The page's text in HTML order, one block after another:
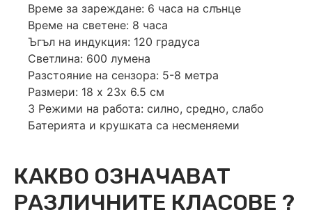
Време за зареждане: 6 часа на слънце
Време на светене: 8 часа
Ъгъл на индукция: 120 градуса
Светлина: 600 лумена
Разстояние на сензора: 5-8 метра
Размери: 18 х 23х 6.5 см
3 Режими на работа: силно, средно, слабо
Батерията и крушката са несменяеми
КАКВО ОЗНАЧАВАТ
РАЗЛИЧНИТЕ КЛАСОВЕ ?